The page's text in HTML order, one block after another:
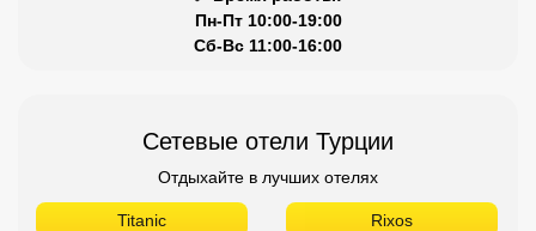
Пн-Пт 10:00-19:00
Сб-Вс 11:00-16:00
Сетевые отели Турции
Отдыхайте в лучших отелях
Titanic Rixos